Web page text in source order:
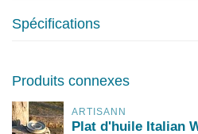
Spécifications
Produits connexes
ARTISANN
Plat d'huile Italian